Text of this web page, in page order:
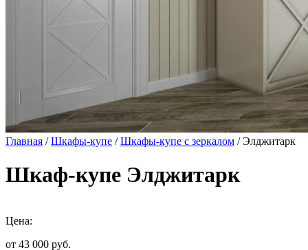
Главная /Шкафы-купе /Шкафы-купе с зеркалом / Элджитарк
Шкаф-купе Элджитарк
Цена:
от 43 000 руб.